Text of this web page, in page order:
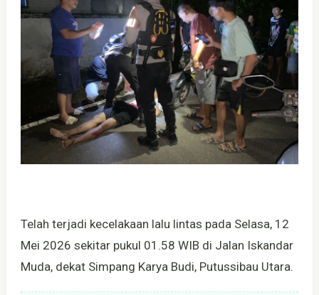
Telah terjadi kecelakaan lalu lintas pada Selasa, 12
Mei 2026 sekitar pukul 01.58 WIB di Jalan Iskandar
Muda, dekat Simpang Karya Budi, Putussibau Utara.